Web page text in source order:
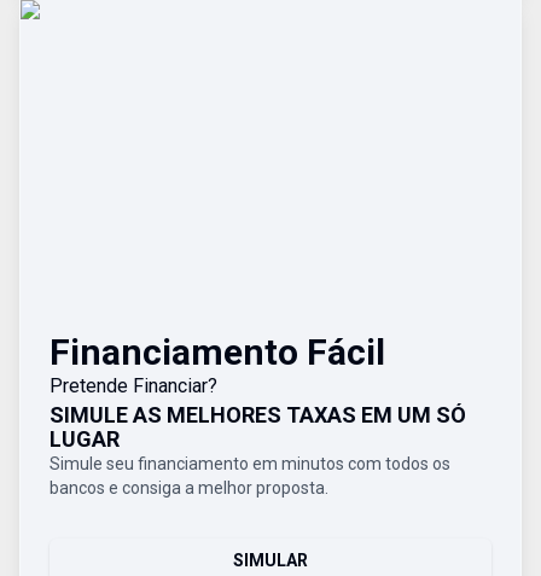
Financiamento Fácil
Pretende Financiar?
SIMULE AS MELHORES TAXAS EM UM SÓ
LUGAR
Simule seu financiamento em minutos com todos os
bancos e consiga a melhor proposta.
SIMULAR